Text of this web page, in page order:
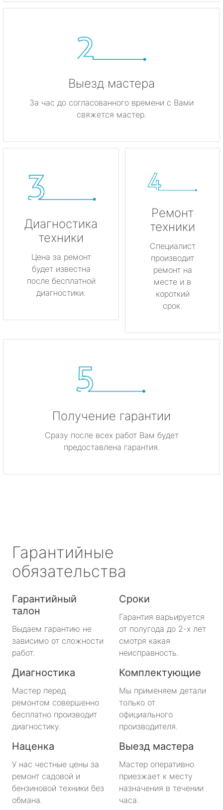
Выезд мастера
За час до согласованного времени с Вами
свяжется мастер.
Диагностика
техники
Цена за ремонт
будет известна
после бесплатной
диагностики.
Ремонт
техники
Специалист
производит
ремонт на
месте и в
короткий
срок.
Получение гарантии
Сразу после всех работ Вам будет
предоставлена гарантия.
Гарантийные
обязательства
Гарантийный
талон
Выдаем гарантию не
зависимо от сложности
работ.
Сроки
Гарантия варьируется
от полугода до 2-х лет
смотря какая
неисправность.
Диагностика
Мастер перед
ремонтом совершенно
бесплатно производит
диагностику.
Комплектующие
Мы применяем детали
только от
официального
производителя.
Наценка
У нас честные цены за
ремонт садовой и
бензиновой техники без
обмана.
Выезд мастера
Мастер оперативно
приезжает к месту
назначения в течении
часа.